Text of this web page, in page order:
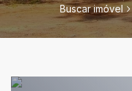
Buscar imóvel